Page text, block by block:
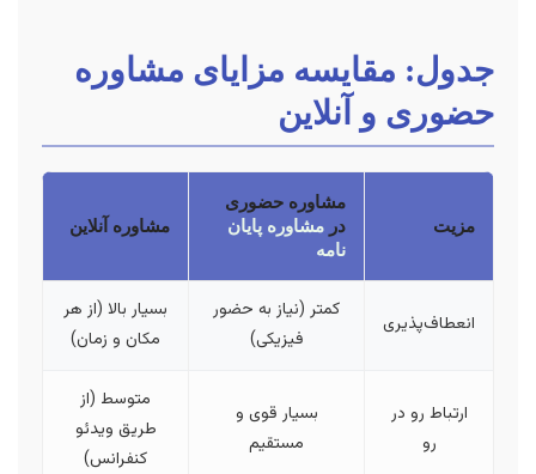
جدول: مقایسه مزایای مشاوره
حضوری و آنلاین
مزیت
مشاوره حضوری
در مشاوره پایان
نامه
مشاوره آنلاین
انعطاف‌پذیری
کمتر (نیاز به حضور
فیزیکی)
بسیار بالا (از هر
مکان و زمان)
ارتباط رو در
رو
بسیار قوی و
مستقیم
متوسط (از
طریق ویدئو
کنفرانس)